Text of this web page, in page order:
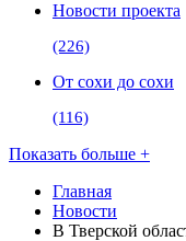
Новости проекта
(226)
От сохи до сохи
(116)
Показать больше +
Главная
Новости
В Тверской